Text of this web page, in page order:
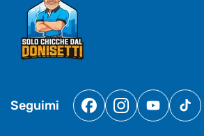
Seguimi
FacebookInstagram
YouTubeTikTok